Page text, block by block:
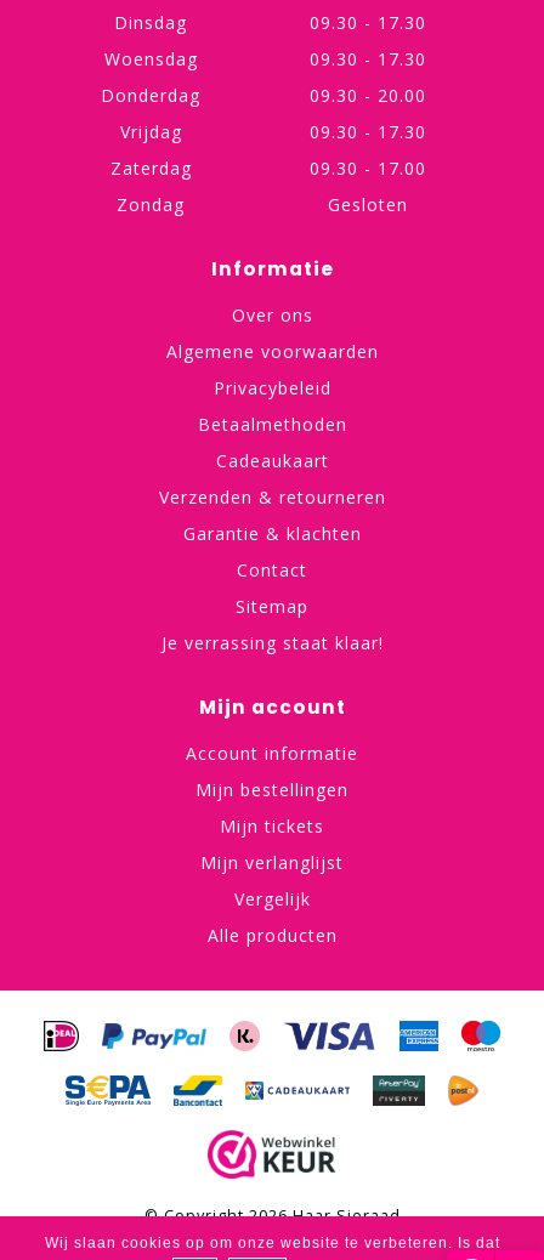
Wij slaan cookies op om onze website te verbeteren. Is dat
Dinsdag
09.30 - 17.30
Woensdag
09.30 - 17.30
Donderdag
09.30 - 20.00
Vrijdag
09.30 - 17.30
Zaterdag
09.30 - 17.00
Zondag
Gesloten
Informatie
Over ons
Algemene voorwaarden
Privacybeleid
Betaalmethoden
Cadeaukaart
Verzenden & retourneren
Garantie & klachten
Contact
Sitemap
Je verrassing staat klaar!
Mijn account
Account informatie
Mijn bestellingen
Mijn tickets
Mijn verlanglijst
Vergelijk
Alle producten
© Copyright 2026 Haar Sieraad